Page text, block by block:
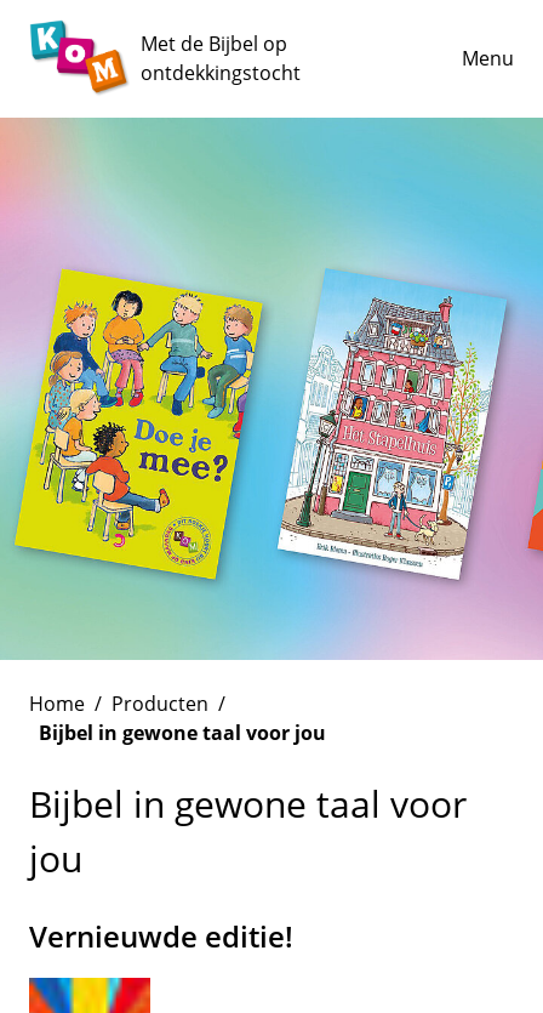
Met de Bijbel op
ontdekkingstocht
Menu
Home / Producten /
Bijbel in gewone taal voor jou
Bijbel in gewone taal voor
jou
Vernieuwde editie!